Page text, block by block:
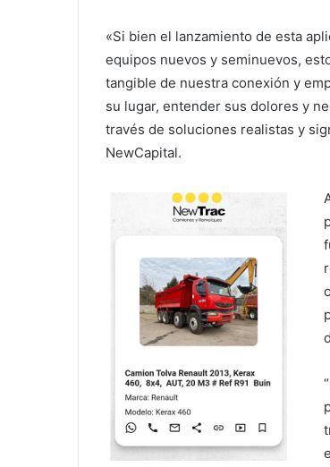
«Si bien el lanzamiento de esta
equipos nuevos y seminuevos,
tangible de nuestra conexión y
su lugar, entender sus dolores y
través de soluciones realistas y
NewCapital.